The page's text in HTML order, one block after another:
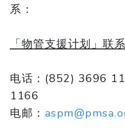
系：
「物管支援计划」联
电话：(852) 3696
1166
​​​​​​​电邮：